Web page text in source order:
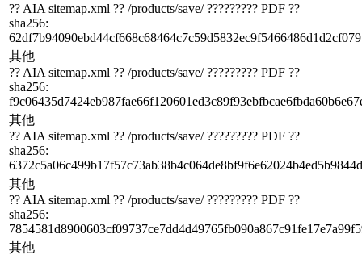
?? AIA sitemap.xml ?? /products/save/ ????????? PDF ??
sha256:
其他
?? AIA sitemap.xml ?? /products/save/ ????????? PDF ??
sha256:
其他
?? AIA sitemap.xml ?? /products/save/ ????????? PDF ??
sha256:
其他
?? AIA sitemap.xml ?? /products/save/ ????????? PDF ??
sha256:
其他